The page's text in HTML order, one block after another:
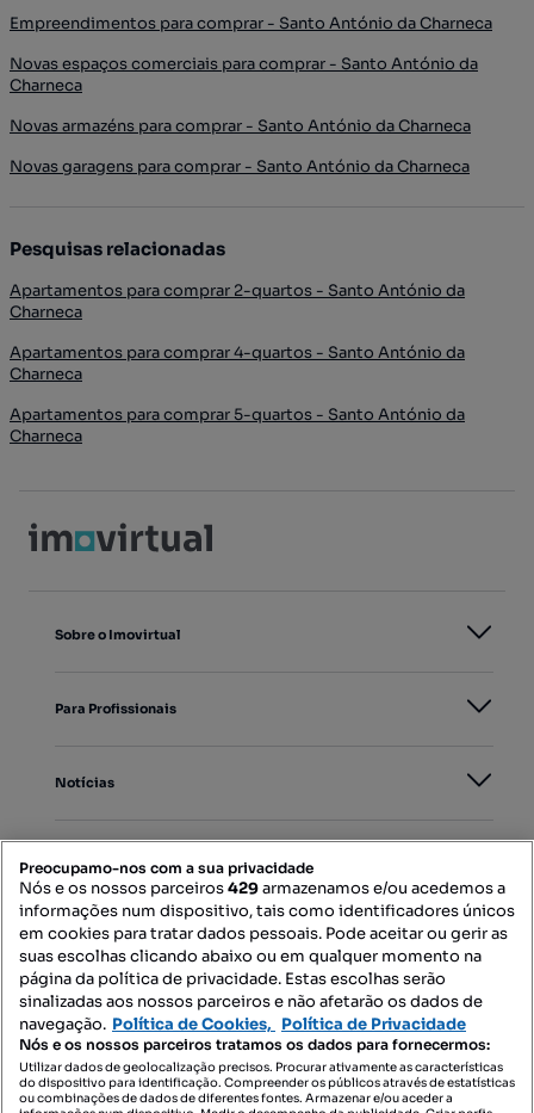
Empreendimentos para comprar - Santo António da Charneca
Novas espaços comerciais para comprar - Santo António da
Charneca
Novas armazéns para comprar - Santo António da Charneca
Novas garagens para comprar - Santo António da Charneca
Pesquisas relacionadas
Apartamentos para comprar 2-quartos - Santo António da
Charneca
Apartamentos para comprar 4-quartos - Santo António da
Charneca
Apartamentos para comprar 5-quartos - Santo António da
Charneca
Sobre o Imovirtual
Para Profissionais
Notícias
Mapa do Site
Contacte-nos
SIGA-NOS:
Preocupamo-nos com a sua privacidade
Nós e os nossos parceiros429armazenamos e/ou acedemos a
informações num dispositivo, tais como identificadores únicos
em cookies para tratar dados pessoais. Pode aceitar ou gerir as
suas escolhas clicando abaixo ou em qualquer momento na
página da política de privacidade. Estas escolhas serão
sinalizadas aos nossos parceiros e não afetarão os dados de
navegação. Política de Cookies, Política de Privacidade
Nós e os nossos parceiros tratamos os dados para fornecermos:
Utilizar dados de geolocalização precisos. Procurar ativamente as características
do dispositivo para identificação. Compreender os públicos através de estatísticas
ou combinações de dados de diferentes fontes. Armazenar e/ou aceder a